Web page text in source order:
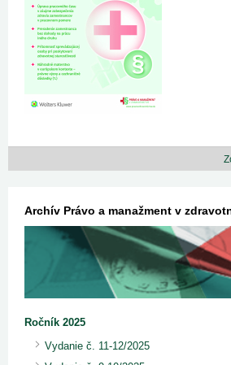
Archív Právo a manažment v
Ročník 2025
Vydanie č. 11-12/2025